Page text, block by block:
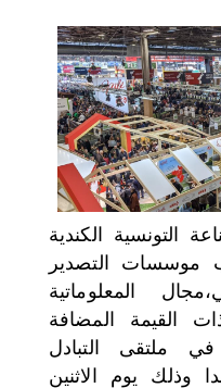
التونسية الكندية
موسسات التصدير
المعلوماتية
القيمة المضافة
ملتقى التبادل
وذلك يوم الاثنين